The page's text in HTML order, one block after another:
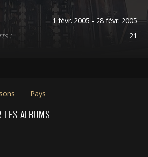
1 févr. 2005 - 28 févr. 2005
:
21
Pays
LES ALBUMS